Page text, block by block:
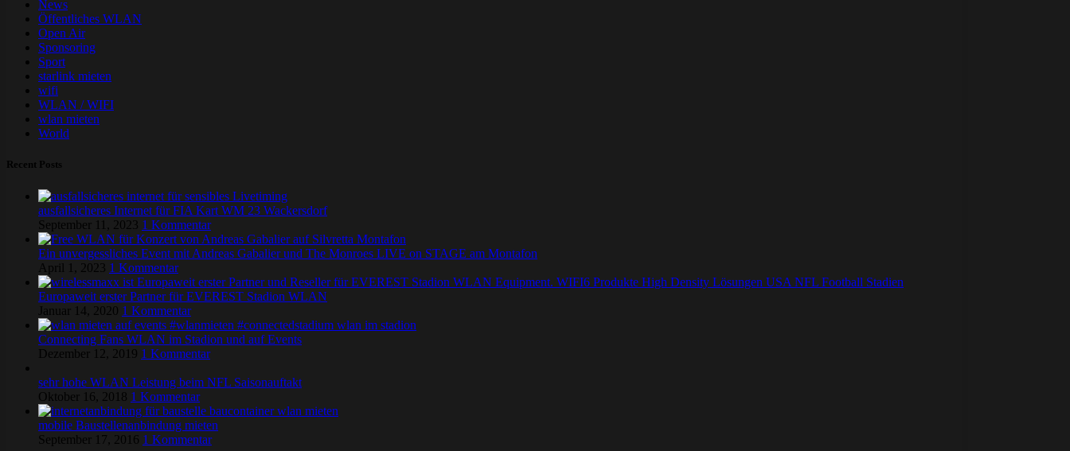
News
Öffentliches WLAN
Open Air
Sponsoring
Sport
starlink mieten
wifi
WLAN / WIFI
wlan mieten
World
Recent Posts
ausfallsicheres Internet für FIA Kart WM 23 Wackersdorf
September 11, 2023 1 Kommentar
Ein unvergessliches Event mit Andreas Gabalier und The Monroes LIVE on STAGE am Montafon
April 1, 2023 1 Kommentar
Europaweit erster Partner für EVEREST Stadion WLAN
Januar 14, 2020 1 Kommentar
Connecting Fans WLAN im Stadion und auf Events
Dezember 12, 2019 1 Kommentar
sehr hohe WLAN Leistung beim NFL Saisonauftakt
Oktober 16, 2018 1 Kommentar
mobile Baustellenanbindung mieten
September 17, 2016 1 Kommentar